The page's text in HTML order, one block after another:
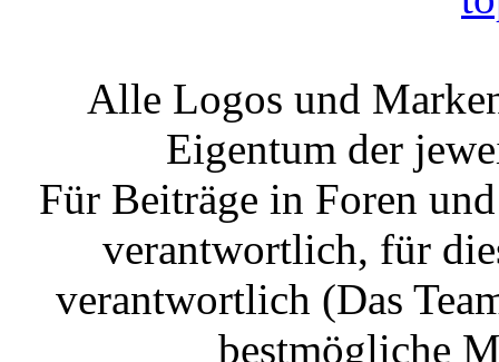
Alle Logos und
Eigentum der
Für Beiträge in Foren
verantwortlich, für
verantwortlich (Das
bestmögliche